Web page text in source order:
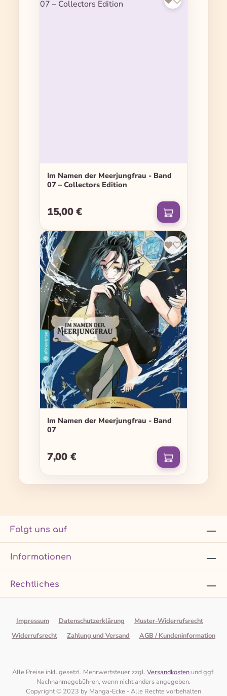
Im Namen der Meerjungfrau - Band
07 – Collectors Edition
Regulärer Preis:
15,00 €
Im Namen der Meerjungfrau - Band
07
Regulärer Preis:
7,00 €
Folgt uns auf
Informationen
Rechtliches
Impressum Datenschutzerklärung
Muster-Widerrufsrecht
Widerrufsrecht
Zahlung und Versand AGB / Kundeninformation
Alle Preise inkl. gesetzl. Mehrwertsteuer zzgl. Versandkosten und ggf.
Nachnahmegebühren, wenn nicht anders angegeben.
Copyright © 2023 by Manga-Ecke - Alle Rechte vorbehalten